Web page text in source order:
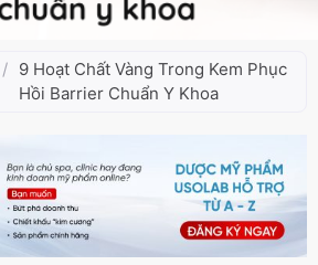
/ 9 Hoạt Chất Vàng Trong Kem Phục
Hồi Barrier Chuẩn Y Khoa